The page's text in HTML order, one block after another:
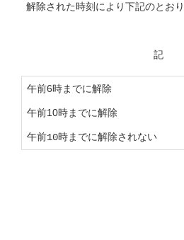
解除された時刻により下記のとおり
記
午前6時までに解除
午前10時までに解除
午前10時までに解除されない